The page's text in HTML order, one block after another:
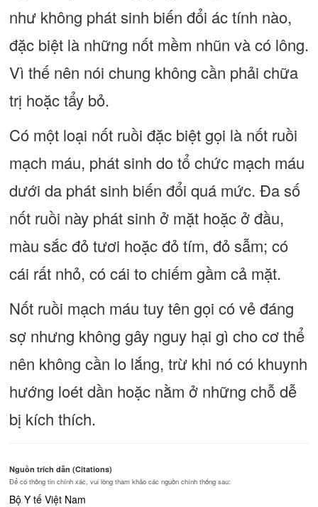
như không phát sinh biến đổi ác tính nào,
đặc biệt là những nốt mềm nhũn và có lông.
Vì thế nên nói chung không cần phải chữa
trị hoặc tẩy bỏ.
Có một loại nốt ruồi đặc biệt gọi là nốt ruồi
mạch máu, phát sinh do tổ chức mạch máu
dưới da phát sinh biến đổi quá mức. Đa số
nốt ruồi này phát sinh ở mặt hoặc ở đầu,
màu sắc đỏ tươi hoặc đỏ tím, đỏ sẫm; có
cái rất nhỏ, có cái to chiếm gầm cả mặt.
Nốt ruồi mạch máu tuy tên gọi có vẻ đáng
sợ nhưng không gây nguy hại gì cho cơ thể
nên không cần lo lắng, trừ khi nó có khuynh
hướng loét dần hoặc nằm ở những chỗ dễ
bị kích thích.
Nguồn trích dẫn (Citations)
Để có thông tin chính xác, vui lòng tham khảo các nguồn chính thống sau:
Bộ Y tế Việt Nam